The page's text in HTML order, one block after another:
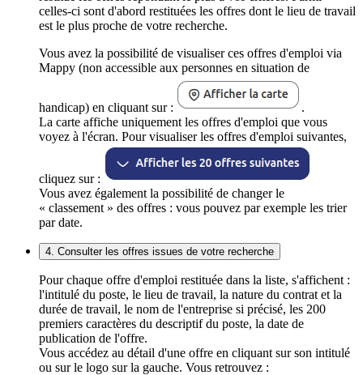
celles-ci sont d'abord restituées les offres dont le lieu de travail
est le plus proche de votre recherche.
Vous avez la possibilité de visualiser ces offres d'emploi via
Mappy (non accessible aux personnes en situation de
handicap) en cliquant sur :
.
La carte affiche uniquement les offres d'emploi que vous
voyez à l'écran. Pour visualiser les offres d'emploi suivantes,
cliquez sur :
Vous avez également la possibilité de changer le
« classement » des offres : vous pouvez par exemple les trier
par date.
4. Consulter les offres issues de votre recherche
Pour chaque offre d'emploi restituée dans la liste, s'affichent :
l'intitulé du poste, le lieu de travail, la nature du contrat et la
durée de travail, le nom de l'entreprise si précisé, les 200
premiers caractères du descriptif du poste, la date de
publication de l'offre.
Vous accédez au détail d'une offre en cliquant sur son intitulé
ou sur le logo sur la gauche. Vous retrouvez :